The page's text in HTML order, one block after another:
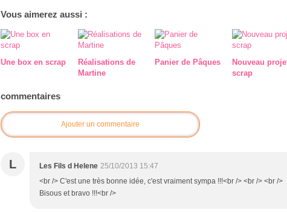
Vous aimerez aussi :
Une box en scrap
Réalisations de
Martine
Panier de Pâques
Nouveau
scrap
commentaires
Ajouter un commentaire
L Les Fils d Helene 25/10/2013 15:47
<br /> C'est une très bonne idée, c'est vraiment sympa !!!<br /> <br /> <br />
Bisous et bravo !!!<br />